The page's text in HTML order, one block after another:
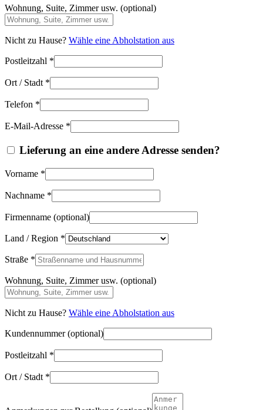
Wohnung, Suite, Zimmer usw. (optional)
Nicht zu Hause? Wähle eine Abholstation aus
Postleitzahl *
Ort / Stadt *
Telefon *
E-Mail-Adresse *
Lieferung an eine andere Adresse senden?
Vorname *
Nachname *
Firmenname (optional)
Land / Region *
Straße *
Wohnung, Suite, Zimmer usw. (optional)
Nicht zu Hause? Wähle eine Abholstation aus
Kundennummer(optional)
Postleitzahl *
Ort / Stadt *